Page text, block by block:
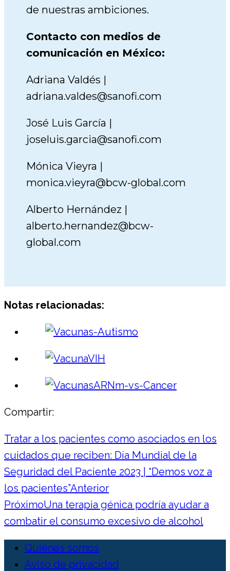
de nuestras ambiciones.
Contacto con medios de
comunicación en México:
Adriana Valdés |
adriana.valdes@sanofi.com
José Luis García |
joseluis.garcia@sanofi.com
Mónica Vieyra |
monica.vieyra@bcw-global.com
Alberto Hernández |
alberto.hernandez@bcw-
global.com
Notas relacionadas:
Compartir:
Tratar a los pacientes como asociados en los
cuidados que reciben: Día Mundial de la
Seguridad del Paciente 2023 | “Demos voz a
los pacientes”Anterior
PróximoUna terapia génica podría ayudar a
combatir el consumo excesivo de alcohol
Quiénes somos
Aviso de privacidad